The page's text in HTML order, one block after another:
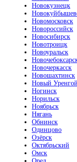
Новокузнецк
Новомосковск
Новороссийск
Новосибирск
Новотроицк
Новоуральск
Новочеркасск
Новошахтинск
Новый Уренгой
Ногинск
Норильск
Ноябрьск
Нягань
Обнинск
Одинцово
Озёрск
Октябрьский
Омск